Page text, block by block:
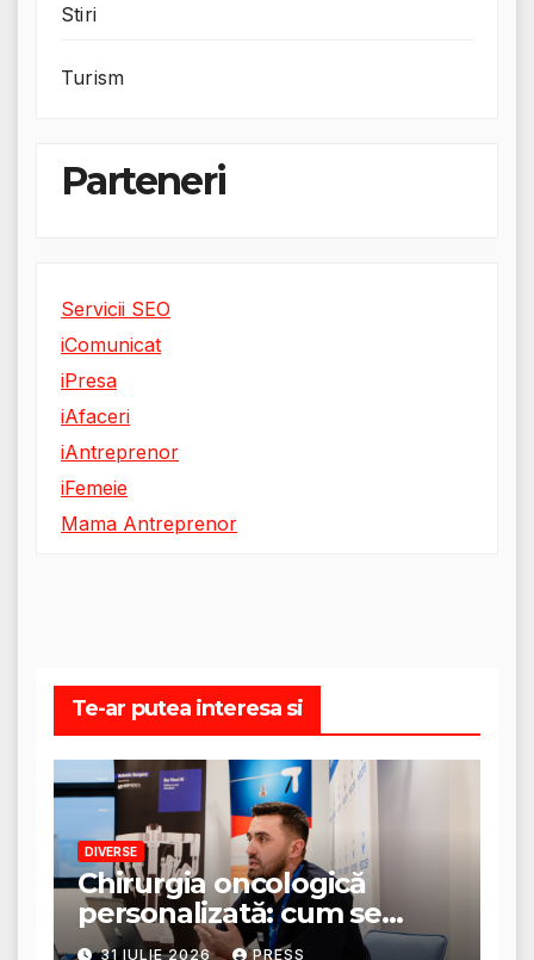
Stiri
Turism
Parteneri
Servicii SEO
iComunicat
iPresa
iAfaceri
iAntreprenor
iFemeie
Mama Antreprenor
Te-ar putea interesa si
DIVERSE
Chirurgia oncologică
personalizată: cum se
stabilește planul de
31 IULIE 2026 PRESS